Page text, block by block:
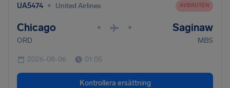
UA5474 • United Airlines AVBRUTEN
Chicago • • Saginaw
ORD MBS
2026-08-06 01:05
Kontrollera ersättning